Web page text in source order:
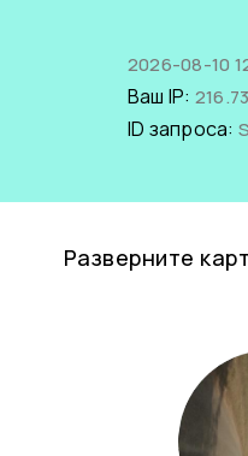
2026-08-10
Ваш IP:
ID запроса:
Разверните